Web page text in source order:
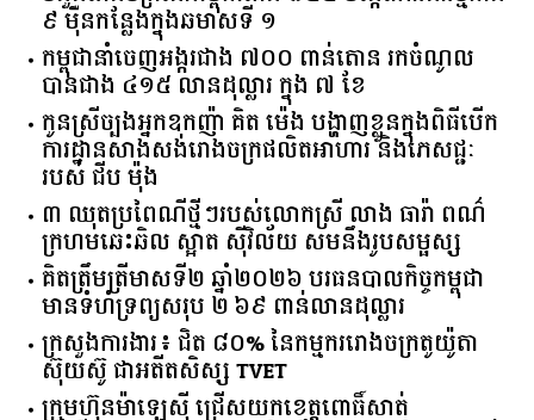
​៩​ ​ម៉ឺន​កន្លែង​ក្នុង​ឆមាស​ទី ​១​
កម្ពុជានាំចេញអង្ករជាង ៧០០ ពាន់តោន រកចំណូល
បានជាង ៤១៥ លានដុល្លារ ក្នុង ៧ ខែ
កូនស្រីច្បងអ្នកឧកញ៉ា គិត ម៉េង បង្ហាញខ្លួនក្នុងពិធីបើក
ការដ្ឋានសាងសង់រោងចក្រផលិតអាហារ និងភេសជ្ជៈ
របស់ ជីប ម៉ុង
៣ ឈុតប្រពៃណីថ្មីៗរបស់លោកស្រី លាង ធារ៉ា ពណ៌
ក្រហមឆេះឆិល ស្អាត ​ស៊ីវិល័យ សមនឹងរូបសម្ផស្ស
គិត​ត្រឹមត្រីមាស​ទី​២​ ​ឆ្នាំ​២០២៦​ បរធន​បាលកិច្ច​កម្ពុជា​ ​
មាន​ទំហំ​ទ្រព្យ​សរុប​ ​២.៦៩​ ​ពាន់លាន​ដុល្លារ​
ក្រសួង​ការងារ​៖ ​ជិត​ ​៨០​% ​នៃ​កម្មករ​រោងចក្រ​តូយ៉ូតា ​
ស៊ុយ​ស៊ូ ​ជា​អតីត​សិស្ស​ ​TVET​
ក្រុមហ៊ុន​ម៉ាឡេស៊ី ជ្រើសយកខេត្ដពោធិ៍សាត់